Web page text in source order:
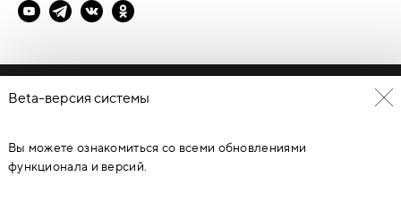
Политика конфиденциальности
© Каталог дверей - DverProf, 2021-2026Материалы сайта
являются объектами авторского права. Запрещается
копирование, распространение, любое использование
Beta-версия системы
Вы можете ознакомиться со всеми обновлениями
функционала и версий.